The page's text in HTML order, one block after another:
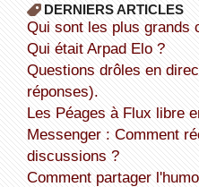
DERNIERS ARTICLES
Qui sont les plus
Qui était Arpad Elo ?
Questions drôles en direct de Facebook (avec les
réponses).
Les Péages à Flux libre
Messenger : Comment récupérer et lire toutes les
discussions ?
Comment partager l'humour sur les réseaux